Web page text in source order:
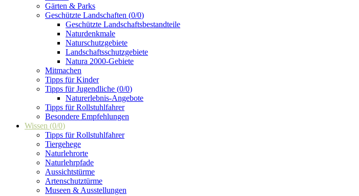
Gärten & Parks
Geschützte Landschaften (0/0)
Geschützte Landschaftsbestandteile
Naturdenkmale
Naturschutzgebiete
Landschaftsschutzgebiete
Natura 2000-Gebiete
Mitmachen
Tipps für Kinder
Tipps für Jugendliche (0/0)
Naturerlebnis-Angebote
Tipps für Rollstuhlfahrer
Besondere Empfehlungen
Wissen (0/0)
Tipps für Rollstuhlfahrer
Tiergehege
Naturlehrorte
Naturlehrpfade
Aussichtstürme
Artenschutztürme
Museen & Ausstellungen